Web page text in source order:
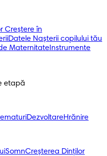
Creștere în
Datele Nașterii copilului tău
Maternitate Instrumente
etapă
DezvoltareHrănire
SomnCreșterea Dinților